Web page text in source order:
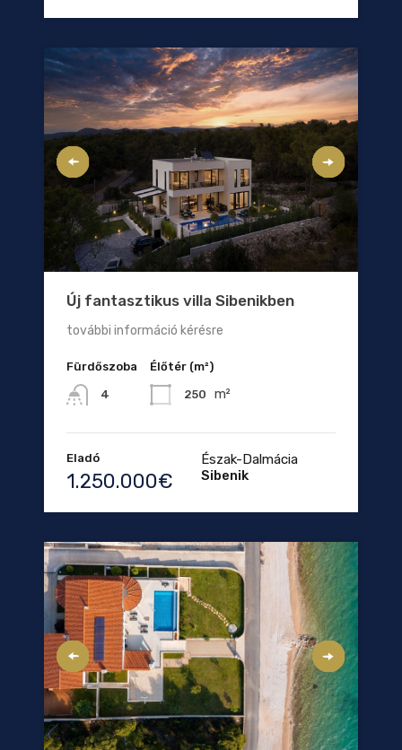
Új fantasztikus villa Sibenikben
további információ kérésre
Fürdőszoba
4
Élőtér (m²)
250 m²
Eladó
1.250.000€
Észak-Dalmácia
Sibenik